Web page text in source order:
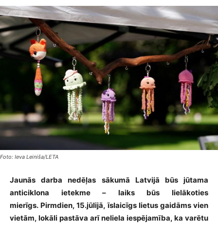
Foto: Ieva Leiniša/LETA
Jaunās darba nedēļas sākumā Latvijā būs jūtama
anticiklona ietekme – laiks būs lielākoties
mierīgs. Pirmdien, 15.jūlijā, īslaicīgs lietus gaidāms vien
vietām, lokāli pastāva arī neliela iespējamība, ka varētu